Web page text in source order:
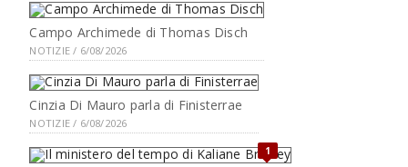
Campo Archimede di Thomas Disch
NOTIZIE / 6/08/2026
Cinzia Di Mauro parla di Finisterrae
NOTIZIE / 6/08/2026
1